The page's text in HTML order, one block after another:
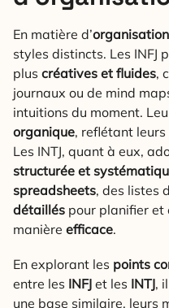
En matière d’organisation
styles distincts. Les INFJ
plus créatives et fluides,
journaux ou de mind
intuitions du moment.
organique, reflétant
Les INTJ, quant à eux,
structurée et
spreadsheets, des listes
détaillés pour planifier et
manière efficace.
En explorant les points
entre les INFJ et les INTJ,
une base similaire, leurs